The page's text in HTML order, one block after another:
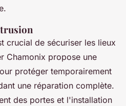
crucial de sécuriser les lieux
Chamonix propose une
protéger temporairement
une réparation complète.
des portes et l'installation